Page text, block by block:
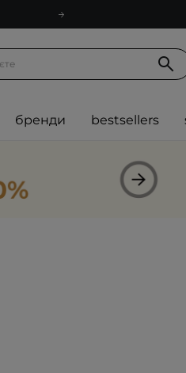
бренди bestsellers